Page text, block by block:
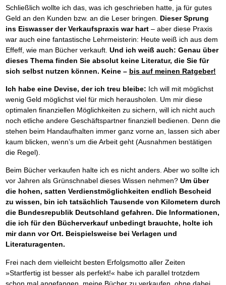
Ihren Zeitgewinn maximieren
GbR-Vertrag mit beschränkter Haftung BRANDNEU
GbR als Einzelperson gründen
Schließlich wollte ich das, was ich geschrieben hatte, ja für gutes
Geld an den Kunden bzw. an die Leser bringen. Dieser Sprung
ins Eiswasser der Verkaufspraxis war hart– aber diese Praxis
war auch eine fantastische Lehrmeisterin: Heute weiß ich aus dem
Effeff, wie man Bücher verkauft. Und ich weiß auch: Genau über
dieses Thema finden Sie absolut keine Literatur, die Sie für
sich selbst nutzen können. Keine – bis auf meinen Ratgeber!
Ich habe eine Devise, der ich treu bleibe: Ich will mit möglichst
wenig Geld möglichst viel für mich herausholen. Um mir diese
optimalen finanziellen Möglichkeiten zu sichern, will ich nicht auch
noch etliche andere Geschäftspartner finanziell bedienen. Denn die
stehen beim Handaufhalten immer ganz vorne an, lassen sich aber
kaum blicken, wenn’s um die Arbeit geht (Ausnahmen bestätigen
die Regel).
Beim Bücher verkaufen halte ich es nicht anders. Aber wo sollte ich
vor Jahren als Grünschnabel dieses Wissen nehmen? Um über
die hohen, satten Verdienstmöglichkeiten endlich Bescheid
zu wissen, bin ich tatsächlich Tausende von Kilometern durch
die Bundesrepublik Deutschland gefahren. Die Informationen,
die ich für den Bücherverkauf unbedingt brauchte, holte ich
mir dann vor Ort. Beispielsweise bei Verlagen und
Literaturagenten.
Frei nach dem vielleicht besten Erfolgsmotto aller Zeiten
»Startfertig ist besser als perfekt!« habe ich parallel trotzdem
schon mal angefangen, meine Bücher zu verkaufen, ohne dabei